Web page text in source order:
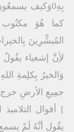
بِهِ0وَكيف
كما هُوَ مكتُوب
لأِنَّ إشعياء يقُولُ
وَالخبرُ بِكلِمةِ
جمِيعِ الأرضِ خرج
] أقوال
يقُول أنَّهُ لَمْ